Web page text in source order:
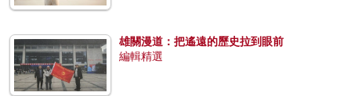
雄關漫道：把遙遠的歷史拉到眼前
編輯精選